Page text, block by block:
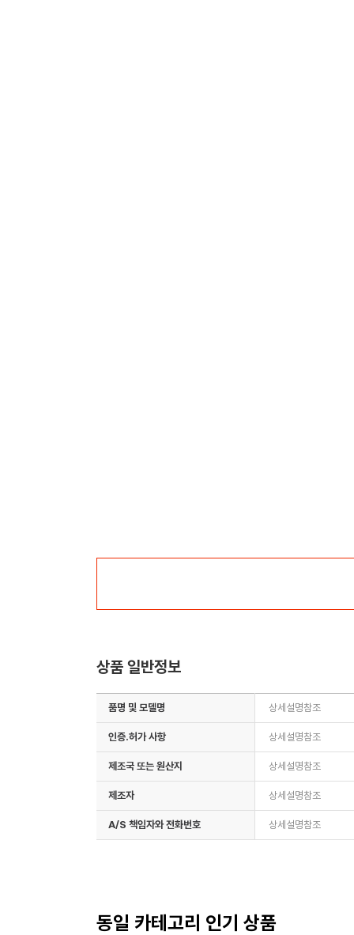
상품 일반정보
품명 및 모델명 상세설명참조
인증.허가 사항 상세설명참조
제조국 또는 원산지 상세설명참조
제조자 상세설명참조
A/S 책임자와 전화번호 상세설명참조
동일 카테고리 인기 상품